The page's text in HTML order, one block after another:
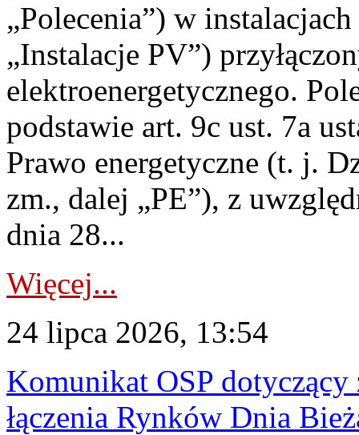
„Polecenia”) w
„Instalacje PV”)
elektroenergetycznego.
podstawie art. 9c ust. 7a
Prawo energetyczne (t. j.
zm., dalej „PE”), z
dnia 28...
Więcej...
24 lipca 2026, 13:54
Komunikat OSP dotyczący
łączenia Rynków Dnia